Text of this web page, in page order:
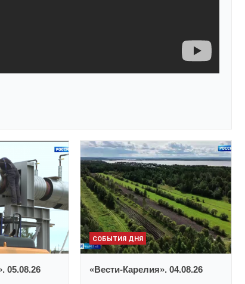
05.08.26
СОБЫТИЯ ДНЯ
«Вести-Карелия». 04.08.26